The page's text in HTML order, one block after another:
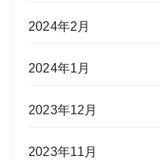
2024年2月
2024年1月
2023年12月
2023年11月